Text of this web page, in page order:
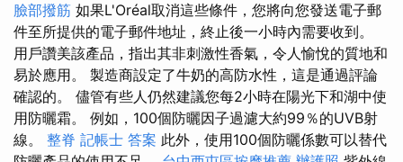
臉部撥筋 如果L'Oréal取消這些條件，您將向您發送電子郵
件至所提供的電子郵件地址，終止後一小時內需要收到。
用戶讚美該產品，指出其非刺激性香氣，令人愉悅的質地和
易於應用。 製造商設定了牛奶的高防水性，這是通過評論
確認的。 儘管有些人仍然建議您每2小時在陽光下和湖中使
用防曬霜。 例如，100個防曬因子過濾大約99％的UVB射
線。 整脊 記帳士 答案 此外，使用100個防曬係數可以替代